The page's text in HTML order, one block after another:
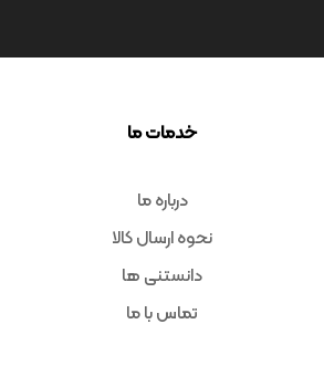
خدمات ما
درباره ما
نحوه ارسال کالا
دانستنی ها
تماس با ما